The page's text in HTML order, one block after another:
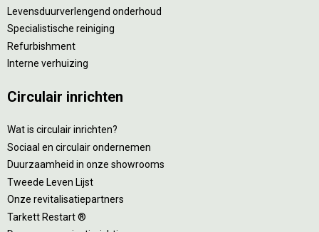
Levensduurverlengend onderhoud
Specialistische reiniging
Refurbishment
Interne verhuizing
Circulair inrichten
Wat is circulair inrichten?
Sociaal en circulair ondernemen
Duurzaamheid in onze showrooms
Tweede Leven Lijst
Onze revitalisatiepartners
Tarkett Restart ®